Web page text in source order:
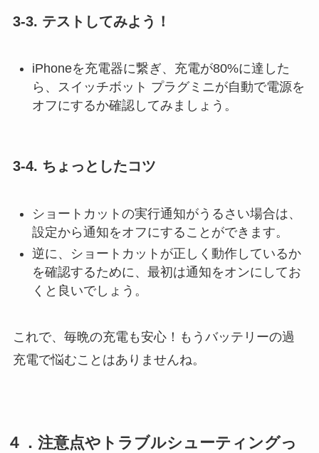
3-3. テストしてみよう！
iPhoneを充電器に繋ぎ、充電が80%に達した
ら、スイッチボット プラグミニが自動で電源を
オフにするか確認してみましょう。
3-4. ちょっとしたコツ
ショートカットの実行通知がうるさい場合は、
設定から通知をオフにすることができます。
逆に、ショートカットが正しく動作しているか
を確認するために、最初は通知をオンにしてお
くと良いでしょう。
これで、毎晩の充電も安心！もうバッテリーの過
充電で悩むことはありませんね。
４．注意点やトラブルシューティングっ